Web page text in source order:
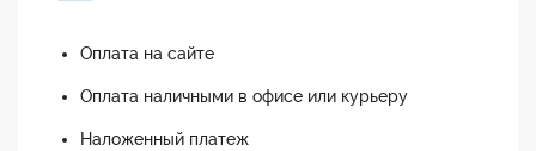
Оплата на сайте
Оплата наличными в офисе или курьеру
Наложенный платеж